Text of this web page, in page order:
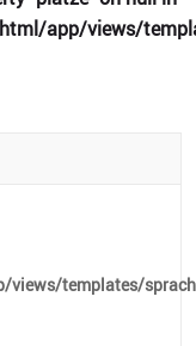
app/views/
templates/